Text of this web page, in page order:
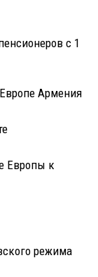
с 1
Армения
Европы к
режима